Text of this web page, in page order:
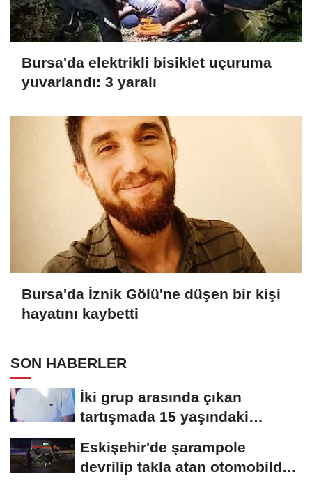
Bursa'da elektrikli bisiklet uçuruma
yuvarlandı: 3 yaralı
Bursa'da İznik Gölü'ne düşen bir kişi
hayatını kaybetti
SON HABERLER
İki grup arasında çıkan
tartışmada 15 yaşındaki
Eskişehir'de şarampole
devrilip takla atan otomobilde